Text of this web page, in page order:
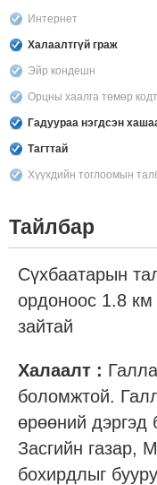
Интернет
Халаалтгүй граж
Эйр кондешн
Орцны хаалга төмөр
Гадуураа нэгдсэн
Тагттай
Хүүхдийн тоглоомын
Тайлбар
Сүхбаатарын
ордоноос 1.8
зайтай
Халаалт :
боломжтой.
өрөөний дэргэд
Засгийн газар,
бохирдлыг